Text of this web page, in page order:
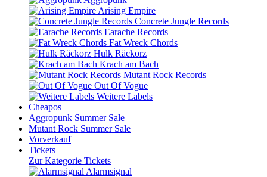
Arising Empire
Concrete Jungle Records
Earache Records
Fat Wreck Chords
Hulk Räckorz
Krach am Bach
Mutant Rock Records
Out Of Vogue
Weitere Labels
Cheapos
Aggropunk Summer Sale
Mutant Rock Summer Sale
Vorverkauf
Tickets
Zur Kategorie Tickets
Alarmsignal